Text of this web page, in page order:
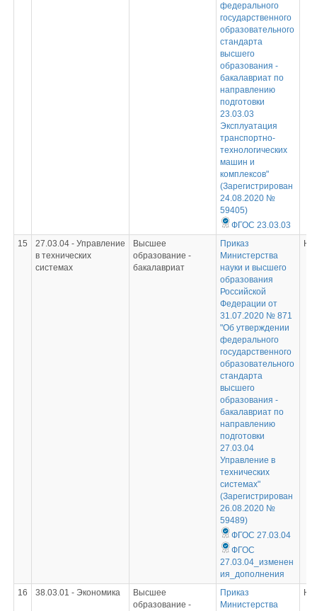
федерального
государственного
образовательного
стандарта
высшего
образования -
бакалавриат по
направлению
подготовки
23.03.03
Эксплуатация
транспортно-
технологических
машин и
комплексов"
(Зарегистрирован
24.08.2020 №
59405)
ФГОС 23.03.03
15
27.03.04 - Управление
в технических
системах
Высшее
образование -
бакалавриат
Приказ
Министерства
науки и высшего
образования
Российской
Федерации от
31.07.2020 № 871
"Об утверждении
федерального
государственного
образовательного
стандарта
высшего
образования -
бакалавриат по
направлению
подготовки
27.03.04
Управление в
технических
системах"
(Зарегистрирован
26.08.2020 №
59489)
ФГОС 27.03.04
ФГОС
27.03.04_изменен
ия_дополнения
Не
16 38.03.01 - Экономика
Высшее
образование -
Приказ
Министерства
Не